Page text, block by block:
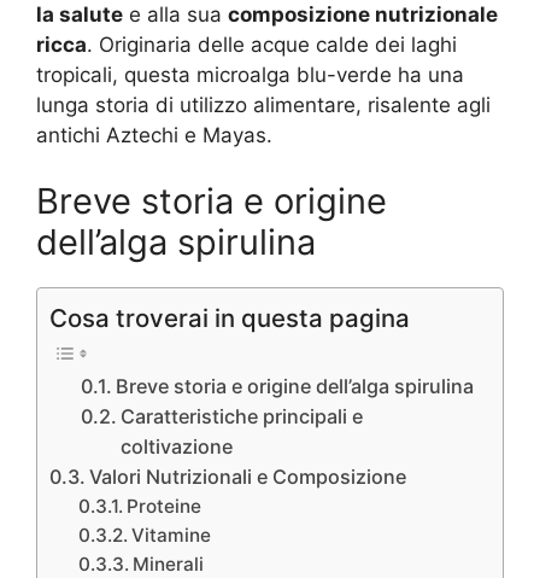
la salute e alla sua composizione nutrizionale
ricca. Originaria delle acque calde dei laghi
tropicali, questa microalga blu-verde ha una
lunga storia di utilizzo alimentare, risalente agli
antichi Aztechi e Mayas.
Breve storia e origine
dell’alga spirulina
Cosa troverai in questa pagina
Breve storia e origine dell’alga spirulina
Caratteristiche principali e
coltivazione
Valori Nutrizionali e Composizione
Proteine
Vitamine
Minerali